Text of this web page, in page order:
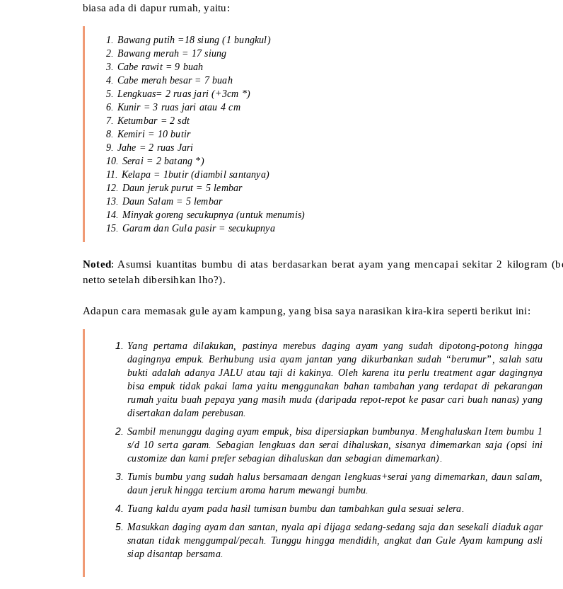
biasa ada di dapur rumah, yaitu:
1. Bawang putih =18 siung (1 bungkul)
2. Bawang merah = 17 siung
3. Cabe rawit = 9 buah
4. Cabe merah besar = 7 buah
5. Lengkuas= 2 ruas jari (+3cm *)
6. Kunir = 3 ruas jari atau 4 cm
7. Ketumbar = 2 sdt
8. Kemiri = 10 butir
9. Jahe = 2 ruas Jari
10. Serai = 2 batang *)
11. Kelapa = 1butir (diambil santanya)
12. Daun jeruk purut = 5 lembar
13. Daun Salam = 5 lembar
14. Minyak goreng secukupnya (untuk menumis)
15. Garam dan Gula pasir = secukupnya
Noted: Asumsi kuantitas bumbu di atas berdasarkan berat ayam yang mencapai sekitar 2 kilogram
netto setelah dibersihkan lho?).
Adapun cara memasak gule ayam kampung, yang bisa saya narasikan kira-kira seperti berikut ini:
Yang pertama dilakukan, pastinya merebus daging ayam yang sudah dipotong-potong hingga
dagingnya empuk. Berhubung usia ayam jantan yang dikurbankan sudah “berumur”, salah satu
bukti adalah adanya JALU atau taji di kakinya. Oleh karena itu perlutreatmentagar dagingnya
bisa empuk tidak pakai lama yaitu menggunakan bahan tambahan yang terdapat di pekarangan
rumah yaitu buah pepaya yang masih muda (daripada repot-repot ke pasar cari buah nanas) yang
disertakan dalam perebusan.
Sambil menunggu daging ayam empuk, bisa dipersiapkan bumbunya. Menghaluskan Item bumbu 1
s/d 10 serta garam. Sebagian lengkuas dan serai dihaluskan, sisanya dimemarkan saja (opsi ini
customize dan kami prefer sebagian dihaluskan dan sebagian dimemarkan).
Tumis bumbu yang sudah halus bersamaan dengan lengkuas+serai yang dimemarkan, daun salam,
daun jeruk hingga tercium aroma harum mewangi bumbu.
Tuang kaldu ayam pada hasil tumisan bumbu dan tambahkan gula sesuai selera.
Masukkan daging ayam dan santan, nyala api dijaga sedang-sedang saja dan sesekali diaduk agar
snatan tidak menggumpal/pecah. Tunggu hingga mendidih, angkat dan Gule Ayam kampung asli
siap disantap bersama.